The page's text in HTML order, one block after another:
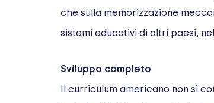
che sulla memorizzazione
sistemi educativi di altri paesi,
Sviluppo completo
Il curriculum americano non si